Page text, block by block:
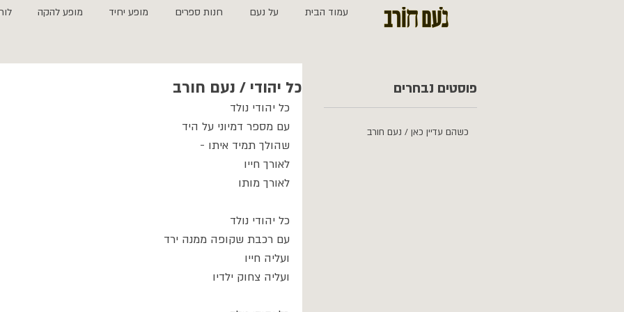
עמוד הבית על נעם חנות ספרים מופע יחיד מופע להקה
כל יהודי / נעם חורב
כל יהודי נולד
עם מספר דמיוני על היד
שהולך תמיד איתו -
לאורך חייו
לאורך מותו
כל יהודי נולד
עם רכבת שקופה ממנה ירד
ועליה חייו
ועליה צחוק ילדיו
פוסטים נבחרים
כשהם עדיין כאן / נעם חורב